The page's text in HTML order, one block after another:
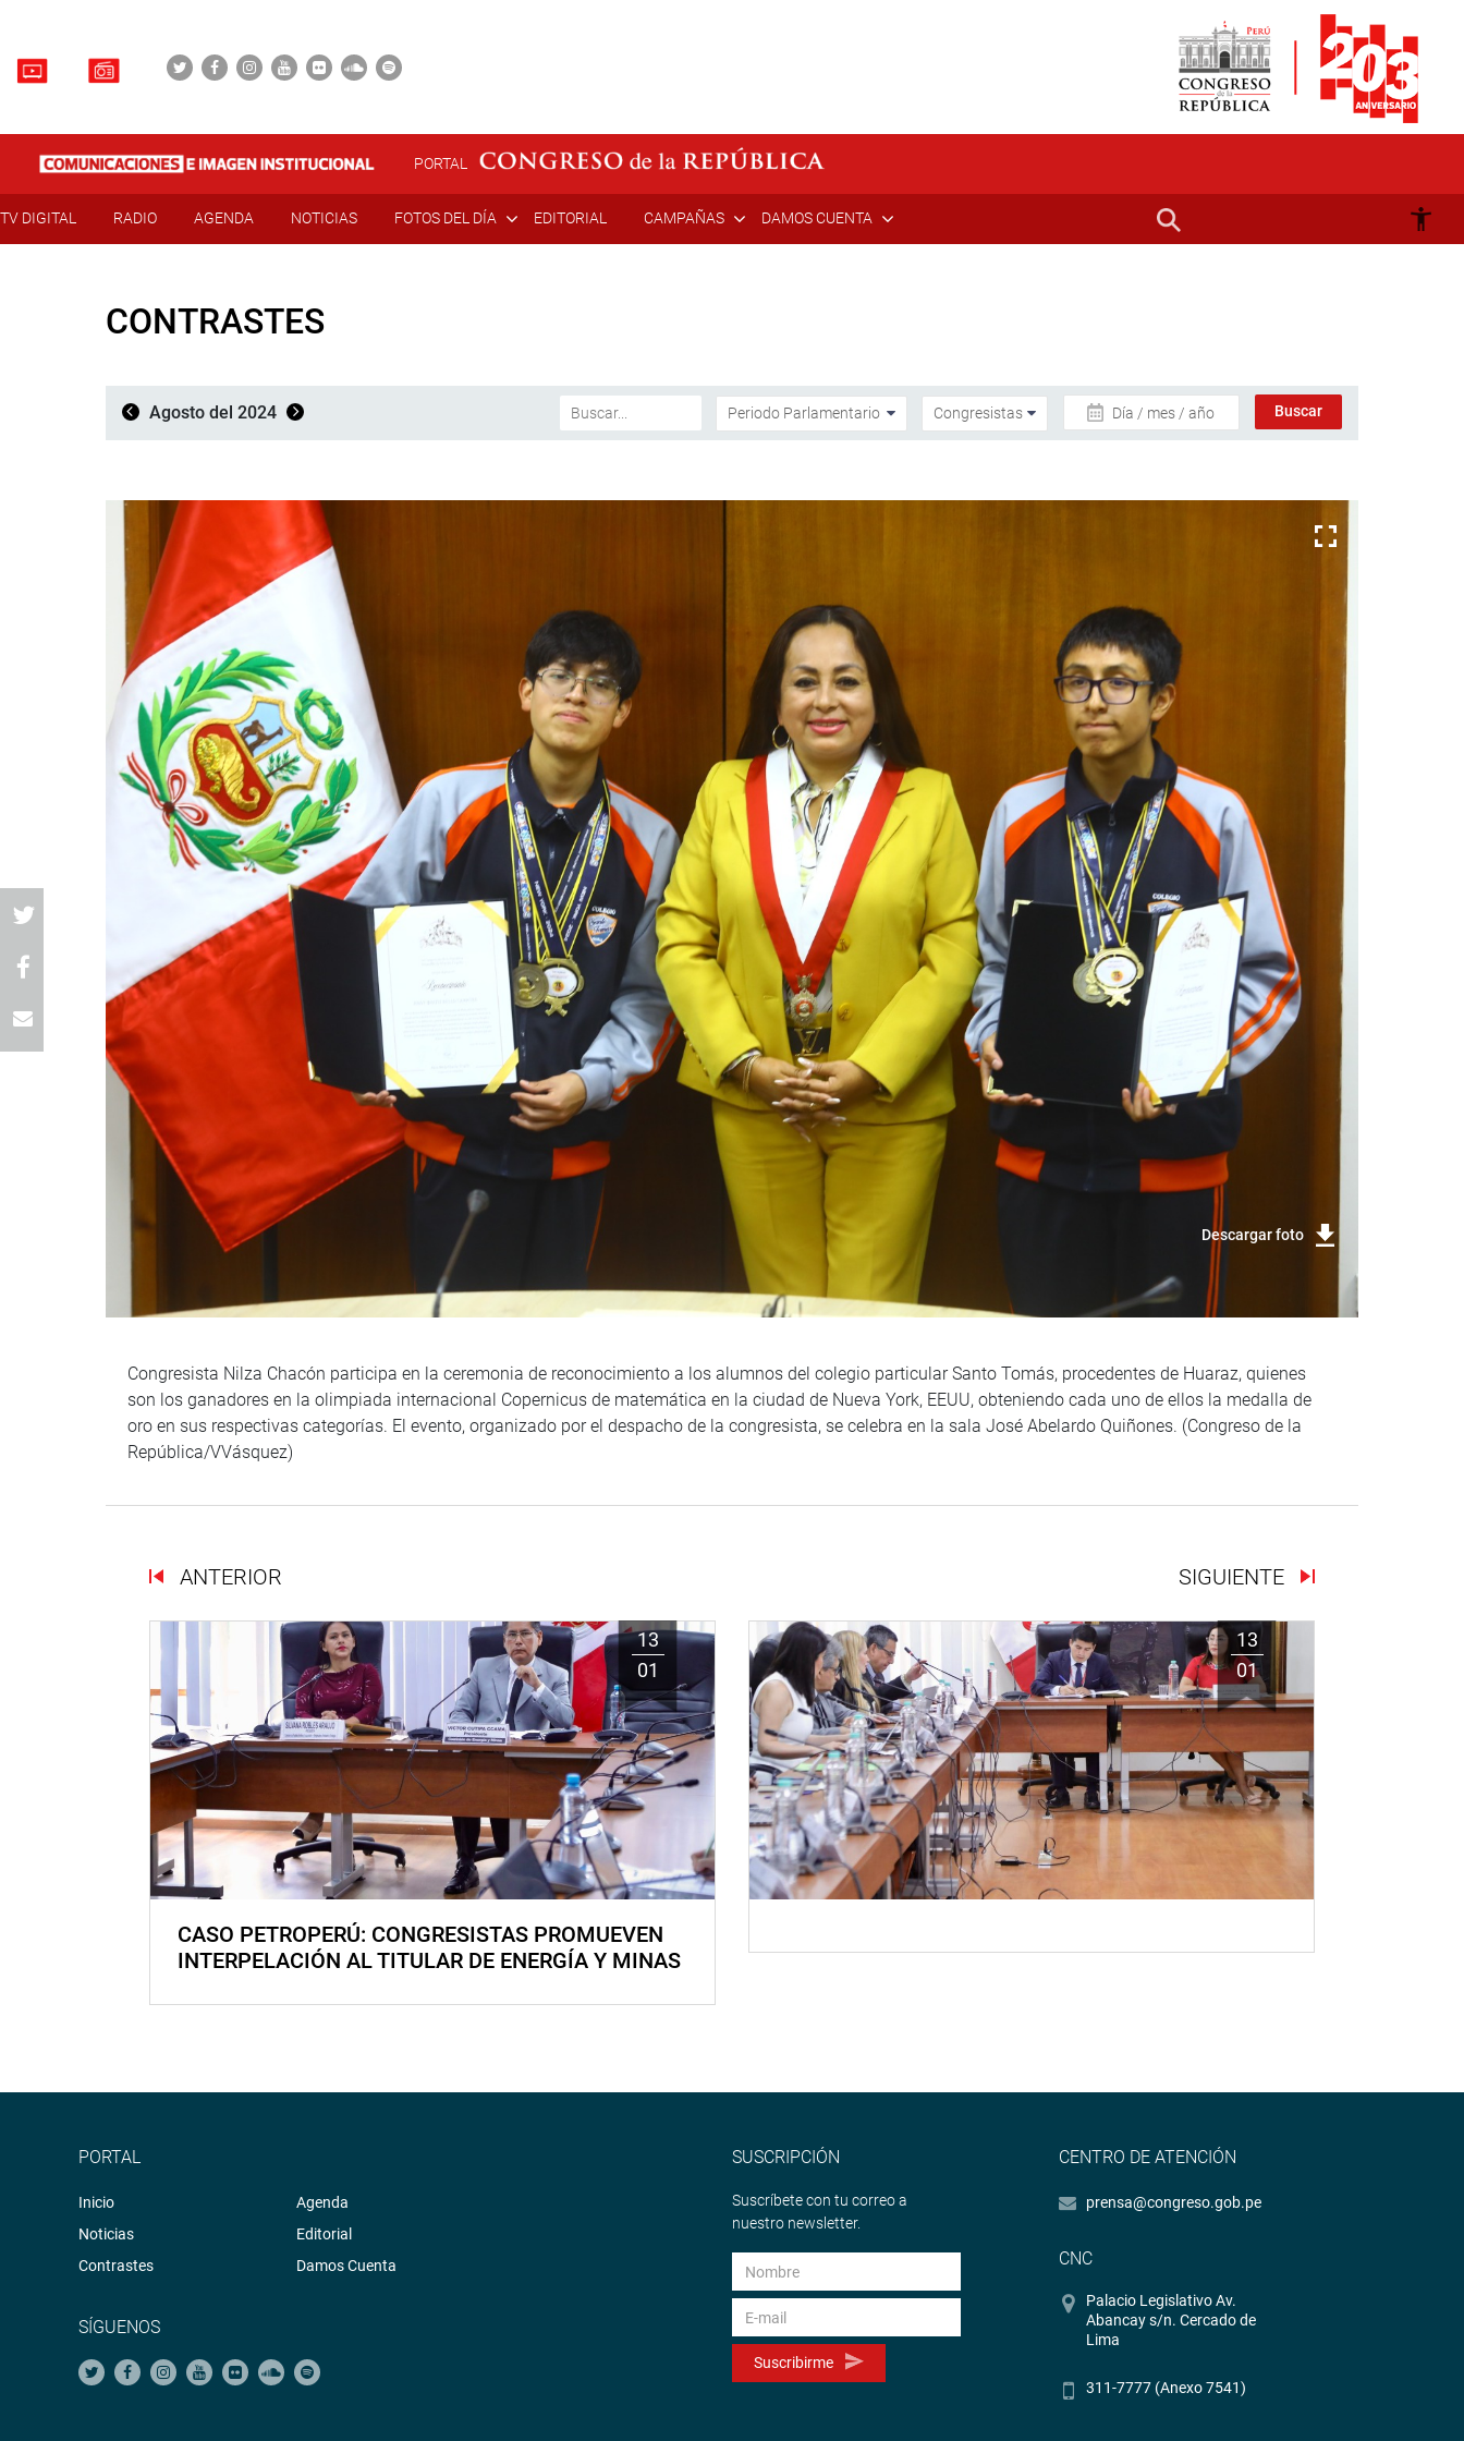
PORTAL
TV DIGITAL RADIO AGENDA NOTICIAS FOTOS DEL DÍA EDITORIAL CAMPAÑAS DAMOS CUENTA
CONTRASTES
Agosto del 2024 Día / mes / año
Descargar foto
Congresista Nilza Chacón participa en la ceremonia de reconocimiento a los alumnos del colegio particular Santo Tomás, procedentes de Huaraz, quienes
son los ganadores en la olimpiada internacional Copernicus de matemática en la ciudad de Nueva York, EEUU, obteniendo cada uno de ellos la medalla de
oro en sus respectivas categorías. El evento, organizado por el despacho de la congresista, se celebra en la sala José Abelardo Quiñones. (Congreso de la
República/VVásquez)
ANTERIOR SIGUIENTE
13
01
CASO PETROPERÚ: CONGRESISTAS PROMUEVEN
INTERPELACIÓN AL TITULAR DE ENERGÍA Y MINAS
13
01
PORTAL
Inicio
Noticias
Contrastes
Agenda
Editorial
Damos Cuenta
SÍGUENOS
SUSCRIPCIÓN
Suscríbete con tu correo a
nuestro newsletter.
Suscribirme
CENTRO DE ATENCIÓN
prensa@congreso.gob.pe
CNC
Palacio Legislativo Av.
Abancay s/n. Cercado de
Lima
311-7777 (Anexo 7541)